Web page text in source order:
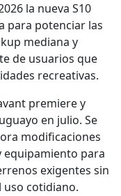
la nueva S10
para potenciar las
mediana y
de usuarios que
recreativas.
premiere y
en julio. Se
modificaciones
equipamiento para
exigentes sin
cotidiano.